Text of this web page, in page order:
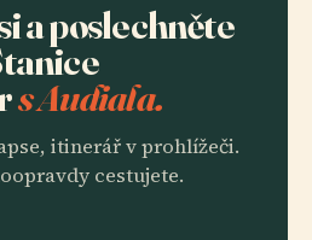
a poslechněte
s Audiala.
itinerář v prohlížeči.
cestujete.